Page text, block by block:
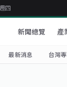
四
新聞總覽 產
最新消息 台灣